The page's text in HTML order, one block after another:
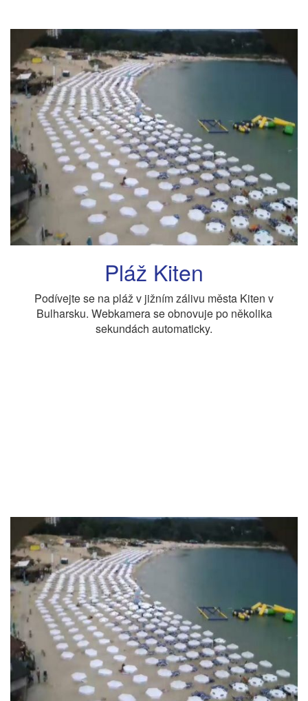
Pláž Kiten
Podívejte se na pláž v jižním zálivu města Kiten v
Bulharsku. Webkamera se obnovuje po několika
sekundách automaticky.